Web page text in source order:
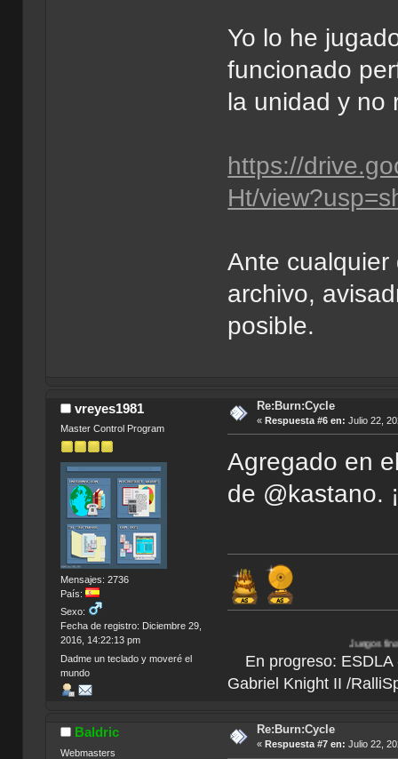
Yo lo he
funcionado
la unidad y no
https://
Ht/
Ante
archivo,
posible.
vreyes1981
Master Control Program
Mensajes: 2736
País:
Sexo:
Fecha de registro: Diciembre 29,
2016, 14:22:13 pm
Dadme un teclado y moveré el
mundo
Re:Burn:Cycle
« Respuesta #6 en: Julio 22,
Agregado en
de @kastano.
Juegos finalizados:
En progreso: ESDLA
Gabriel Knight II /
Baldric
Webmasters
Re:Burn:Cycle
« Respuesta #7 en: Julio 22,